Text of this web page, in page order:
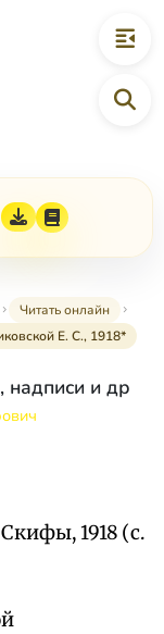
Читать онлайн
Е. С., 1918*
надписи и др
1918 (с.